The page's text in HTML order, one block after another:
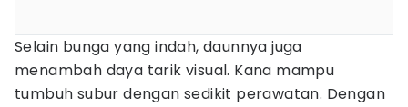
Selain bunga yang indah, daunnya juga
menambah daya tarik visual. Kana mampu
tumbuh subur dengan sedikit perawatan. Dengan